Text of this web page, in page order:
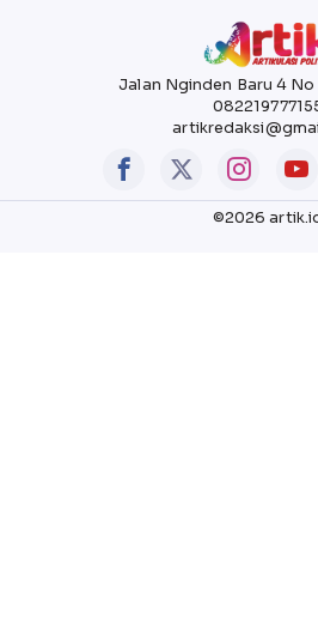
Jalan Nginden Baru 4 No
©2026